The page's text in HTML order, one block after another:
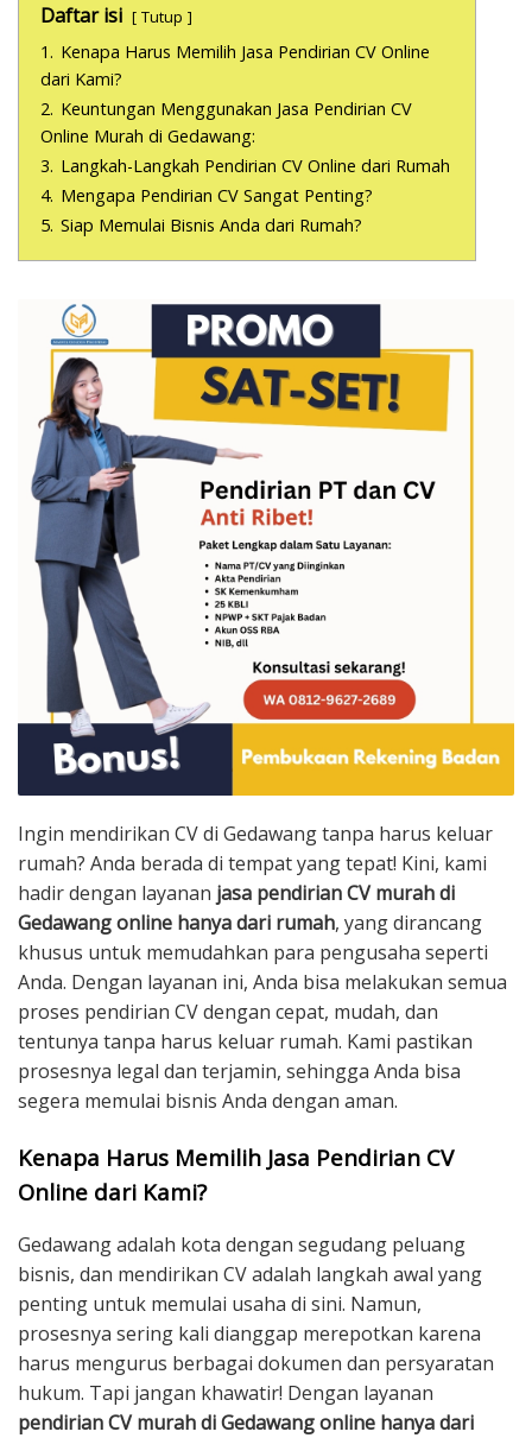
Daftar isi Tutup
1. Kenapa Harus Memilih Jasa Pendirian CV Online
dari Kami?
2. Keuntungan Menggunakan Jasa Pendirian CV
Online Murah di Gedawang:
3. Langkah-Langkah Pendirian CV Online dari Rumah
4. Mengapa Pendirian CV Sangat Penting?
5. Siap Memulai Bisnis Anda dari Rumah?
Ingin mendirikan CV di Gedawang tanpa harus keluar
rumah? Anda berada di tempat yang tepat! Kini, kami
hadir dengan layanan jasa pendirian CV murah di
Gedawang online hanya dari rumah, yang dirancang
khusus untuk memudahkan para pengusaha seperti
Anda. Dengan layanan ini, Anda bisa melakukan semua
proses pendirian CV dengan cepat, mudah, dan
tentunya tanpa harus keluar rumah. Kami pastikan
prosesnya legal dan terjamin, sehingga Anda bisa
segera memulai bisnis Anda dengan aman.
Kenapa Harus Memilih Jasa Pendirian CV
Online dari Kami?
Gedawang adalah kota dengan segudang peluang
bisnis, dan mendirikan CV adalah langkah awal yang
penting untuk memulai usaha di sini. Namun,
prosesnya sering kali dianggap merepotkan karena
harus mengurus berbagai dokumen dan persyaratan
hukum. Tapi jangan khawatir! Dengan layanan
pendirian CV murah di Gedawang online hanya dari